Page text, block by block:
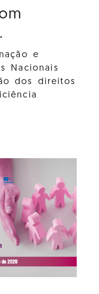
e
Nacionais
dos direitos